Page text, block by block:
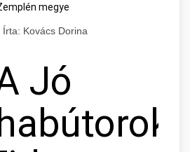
megye
Írta: Kovács Dorina
Jó